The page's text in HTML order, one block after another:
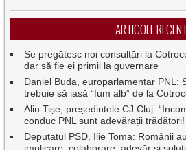
ARTICOLE
Se pregătesc noi consultări la
dar să fie ei primii la guvernare
Daniel Buda, europarlamentar PNL:
trebuie să iasă “fum alb” de la
Alin Tișe, președintele CJ Cluj:
conduc PNL sunt adevărații trădători!
Deputatul PSD, Ilie Toma: Românii